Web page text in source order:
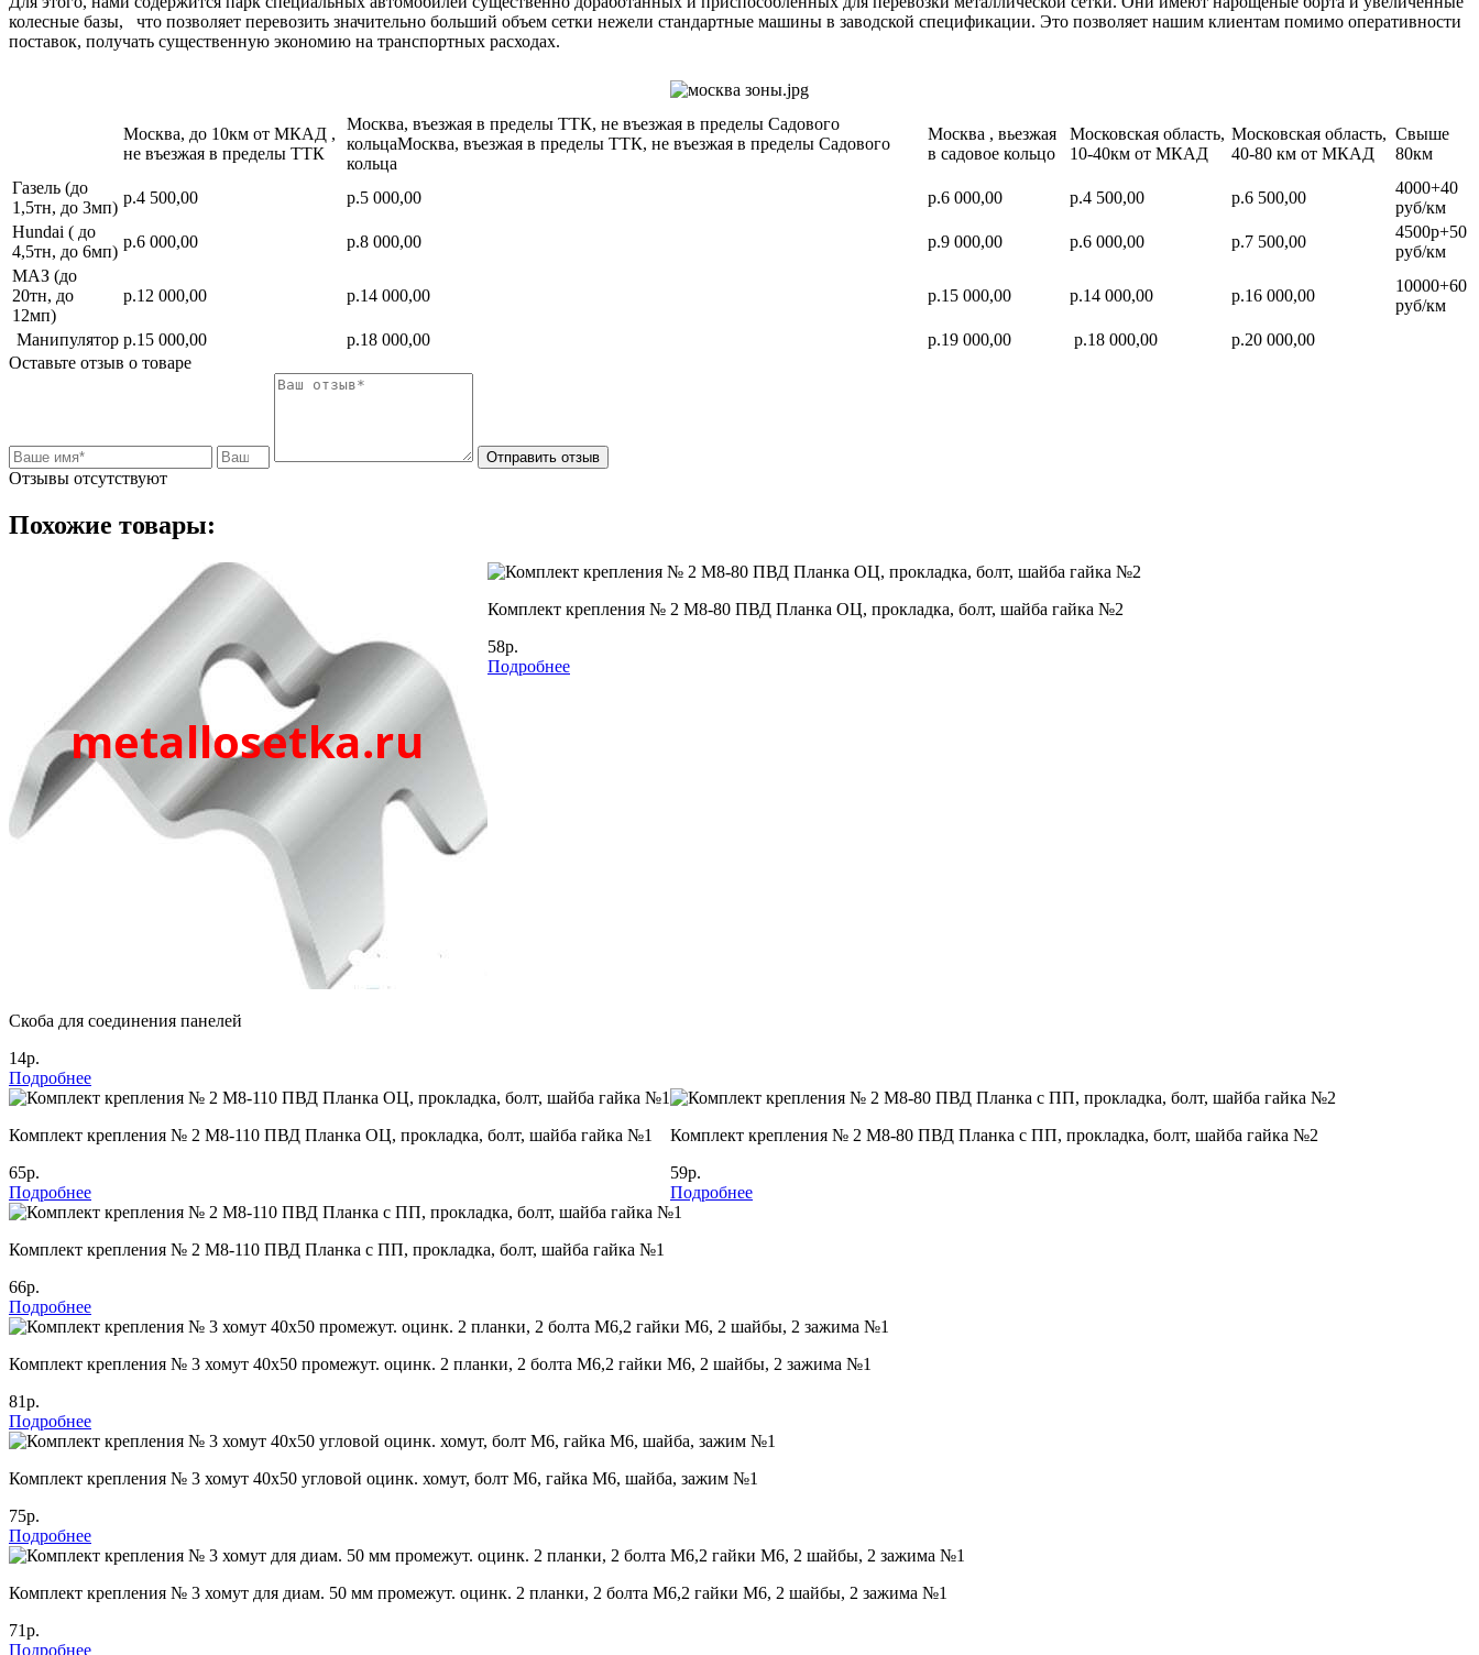
колесные базы, что позволяет перевозить значительно больший объем сетки нежели стандартные машины в заводской спецификации. Это позволяет нашим клиентам помимо оперативности
поставок, получать существенную экономию на транспортных расходах.
Москва, до 10км от МКАД ,
не въезжая в пределы ТТК
Москва, въезжая в пределы ТТК, не въезжая в пределы Садового
кольцаМосква, въезжая в пределы ТТК, не въезжая в пределы Садового
кольца
Москва , вьезжая
в садовое кольцо
Московская область,
10-40км от МКАД
Московская область,
40-80 км от МКАД
Свыше
80км
Газель (до
1,5тн, до 3мп)
р.4 500,00 р.5 000,00 р.6 000,00 р.4 500,00 р.6 500,00
4000+40
руб/км
Hundai ( до
4,5тн, до 6мп)
р.6 000,00 р.8 000,00 р.9 000,00 р.6 000,00 р.7 500,00
4500р+50
руб/км
МАЗ (до
20тн, до
12мп)
р.12 000,00 р.14 000,00 р.15 000,00 р.14 000,00 р.16 000,00
10000+60
руб/км
Манипулятор р.15 000,00 р.18 000,00 р.19 000,00 р.18 000,00
р.20 000,00
Оставьте отзыв о товаре
Отправить отзыв
Отзывы отсутствуют
Похожие товары:
Скоба для соединения панелей
14р.
Подробнее
Комплект крепления № 2 М8-80 ПВД Планка ОЦ, прокладка, болт, шайба гайка №2
58р.
Подробнее
Комплект крепления № 2 М8-110 ПВД Планка ОЦ, прокладка, болт, шайба гайка №1
65р.
Подробнее
Комплект крепления № 2 М8-80 ПВД Планка с ПП, прокладка, болт, шайба гайка №2
59р.
Подробнее
Комплект крепления № 2 М8-110 ПВД Планка с ПП, прокладка, болт, шайба гайка №1
66р.
Подробнее
Комплект крепления № 3 хомут 40х50 промежут. оцинк. 2 планки, 2 болта М6,2 гайки М6, 2 шайбы, 2 зажима №1
81р.
Подробнее
Комплект крепления № 3 хомут 40х50 угловой оцинк. хомут, болт М6, гайка М6, шайба, зажим №1
75р.
Подробнее
Комплект крепления № 3 хомут для диам. 50 мм промежут. оцинк. 2 планки, 2 болта М6,2 гайки М6, 2 шайбы, 2 зажима №1
71р.
Подробнее